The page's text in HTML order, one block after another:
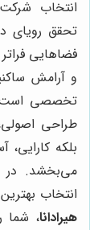
انتخاب
تحقق رویای
فضاهایی
و آرامش
تخصصی است
طراحی
بلکه
می‌بخشد. در
انتخاب
هیرادانا، شما